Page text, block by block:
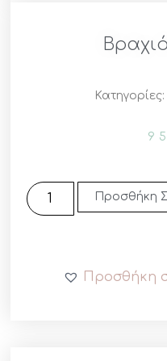
Κατηγορίες:
Προσθήκη
Προσθήκη